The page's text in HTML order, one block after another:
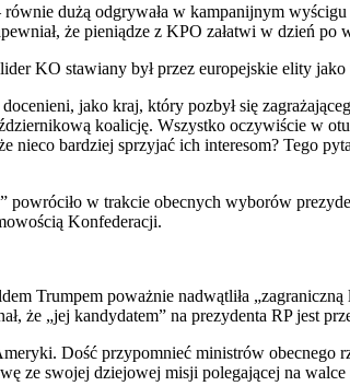
dużą odgrywała w kampanijnym
że pieniądze z KPO załatwi w dzień po
KO stawiany był przez europejskie elity
jako kraj, który pozbył się
koalicję. Wszystko oczywiście w
bardziej sprzyjać ich interesom? Tego
w trakcie obecnych wyborów
Konfederacji.
Trumpem poważnie nadwątliła
że „jej kandydatem” na prezydenta RP jest
Dość przypomnieć ministrów
ze swojej dziejowej misji polegającej na